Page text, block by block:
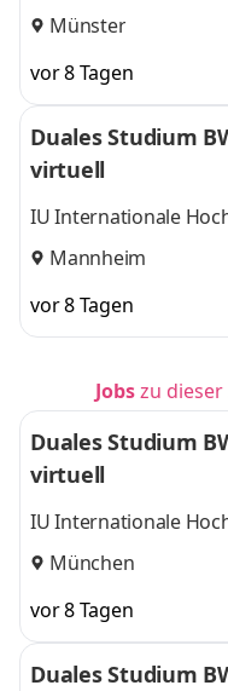
Münster
vor 8 Tagen
Duales Studium
virtuell
IU Internationale
Mannheim
vor 8 Tagen
Jobszu
Duales Studium
virtuell
IU Internationale
München
vor 8 Tagen
Duales Studium